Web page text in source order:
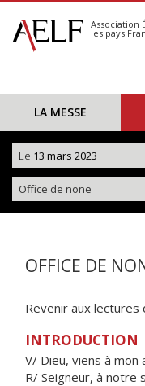
S'abonner
Calendrier
Association
les pays
LA MESSE
Le 13 mars 2023
Office de none
OFFICE DE
Revenir aux lectures
INTRODUCTION
V/ Dieu, viens à mon
R/ Seigneur, à notre